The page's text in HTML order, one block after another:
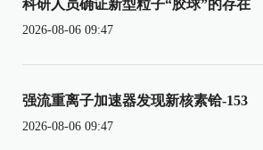
科研人员确证新型粒子“胶球”的存在
2026-08-06 09:47
强流重离子加速器发现新核素铪-153
2026-08-06 09:47